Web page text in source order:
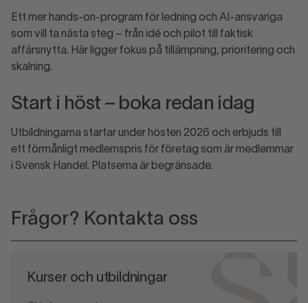
Ett mer hands-on-program för ledning och AI-ansvariga
som vill ta nästa steg – från idé och pilot till faktisk
affärsnytta. Här ligger fokus på tillämpning, prioritering och
skalning.
Start i höst – boka redan idag
Utbildningarna startar under hösten 2026 och erbjuds till
ett förmånligt medlemspris för företag som är medlemmar
i Svensk Handel. Platserna är begränsade.
Frågor? Kontakta oss
Kurser och utbildningar